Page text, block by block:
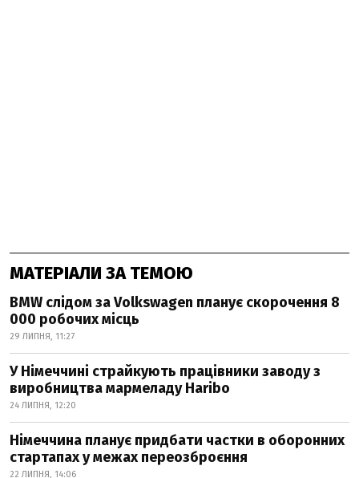
МАТЕРІАЛИ ЗА ТЕМОЮ
BMW слідом за Volkswagen планує скорочення 8
000 робочих місць
29 ЛИПНЯ, 11:27
У Німеччині страйкують працівники заводу з
виробництва мармеладу Haribo
24 ЛИПНЯ, 12:20
Німеччина планує придбати частки в оборонних
стартапах у межах переозброєння
22 ЛИПНЯ, 14:06